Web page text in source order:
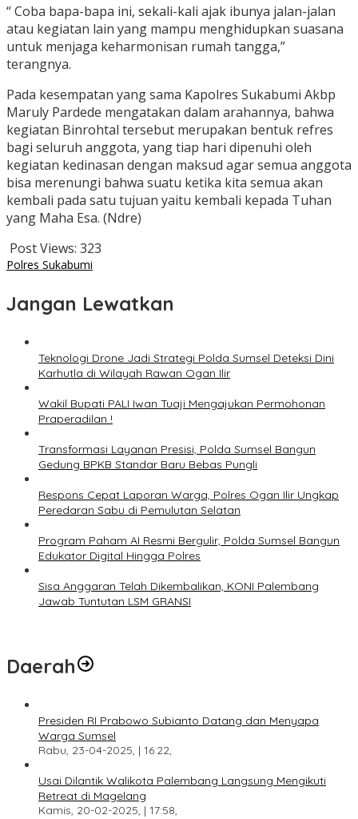
“ Coba bapa-bapa ini, sekali-kali ajak ibunya jalan-jalan
atau kegiatan lain yang mampu menghidupkan suasana
untuk menjaga keharmonisan rumah tangga,”
terangnya.
Pada kesempatan yang sama Kapolres Sukabumi Akbp
Maruly Pardede mengatakan dalam arahannya, bahwa
kegiatan Binrohtal tersebut merupakan bentuk refres
bagi seluruh anggota, yang tiap hari dipenuhi oleh
kegiatan kedinasan dengan maksud agar semua anggota
bisa merenungi bahwa suatu ketika kita semua akan
kembali pada satu tujuan yaitu kembali kepada Tuhan
yang Maha Esa. (Ndre)
Post Views: 323
Polres Sukabumi
Jangan Lewatkan
Teknologi Drone Jadi Strategi Polda Sumsel Deteksi Dini
Karhutla di Wilayah Rawan Ogan Ilir
Wakil Bupati PALI Iwan Tuaji Mengajukan Permohonan
Praperadilan !
Transformasi Layanan Presisi, Polda Sumsel Bangun
Gedung BPKB Standar Baru Bebas Pungli
Respons Cepat Laporan Warga, Polres Ogan Ilir Ungkap
Peredaran Sabu di Pemulutan Selatan
Program Paham AI Resmi Bergulir, Polda Sumsel Bangun
Edukator Digital Hingga Polres
Sisa Anggaran Telah Dikembalikan, KONI Palembang
Jawab Tuntutan LSM GRANSI
Daerah
Presiden RI Prabowo Subianto Datang dan Menyapa
Warga Sumsel
Rabu, 23-04-2025, | 16:22,
Usai Dilantik Walikota Palembang Langsung Mengikuti
Retreat di Magelang
Kamis, 20-02-2025, | 17:58,